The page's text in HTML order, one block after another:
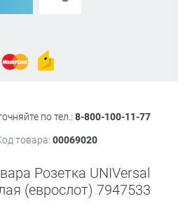
по тел.: 8-800-100-11-77
товара: 00069020
Розетка UNIVersal
(еврослот) 7947533